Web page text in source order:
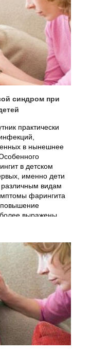
синдром при
практически
в нынешнее
в детском
именно дети
видам
фарингита
повышение
выражены,